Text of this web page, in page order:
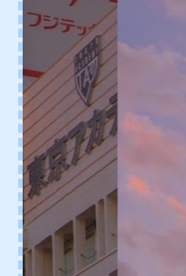
Coln Glu C Gen10
Salmon Collagen
ร้านยายปินลาบคั่ว
อาหารเหนือสไตล์ใ
อาหารเสริม
สำหรับพนักงานออ
เวลาดูแลสุขภาพ
หน้าใสด้วยเซรั่ม
เหมือนไปฉีดเมโสโ
เจ็บตัว
Toilet Ten กำจัดก
ห้องน้ำได้ภายใน